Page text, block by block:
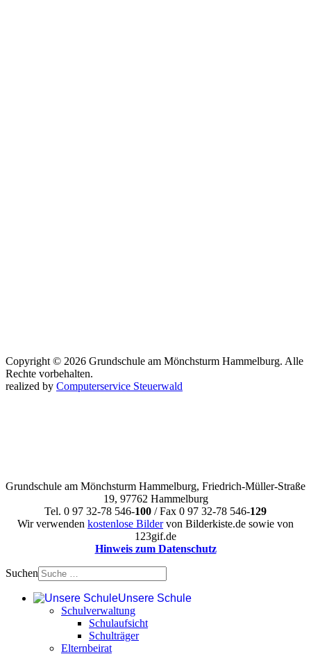
Copyright © 2026 Grundschule am Mönchsturm Hammelburg. Alle
Rechte vorbehalten.
realized by Computerservice Steuerwald
Grundschule am Mönchsturm Hammelburg, Friedrich-Müller-Straße
19, 97762 Hammelburg
Tel. 0 97 32-78 546-100 / Fax 0 97 32-78 546-129
Wir verwenden kostenlose Bildervon Bilderkiste.de sowie von
123gif.de
Hinweis zum Datenschutz
Suchen
Unsere Schule
Schulverwaltung
Schulaufsicht
Schulträger
Elternbeirat